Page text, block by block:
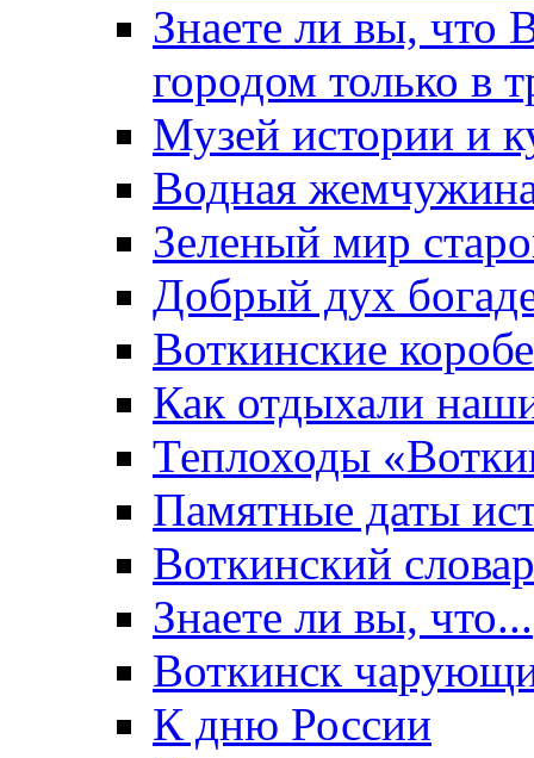
Знаете ли вы, что
городом только в
Музей истории и
Водная
Зеленый мир
Добрый дух
Воткинские
Как отдыхали
Теплоходы
Памятные даты
Воткинский
Знаете ли вы, что...
Воткинск
К дню России